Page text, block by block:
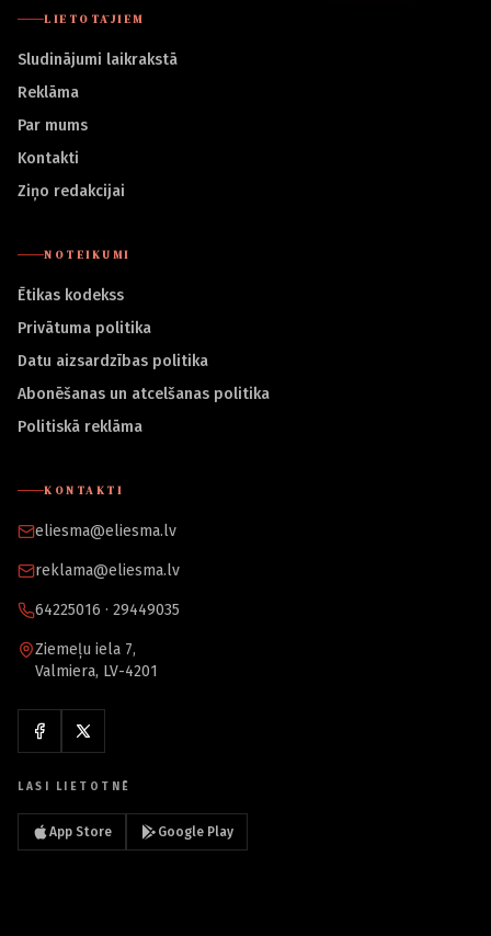
LIETOTĀJIEM
Sludinājumi laikrakstā
Reklāma
Par mums
Kontakti
Ziņo redakcijai
NOTEIKUMI
Ētikas kodekss
Privātuma politika
Datu aizsardzības politika
Abonēšanas un atcelšanas politika
Politiskā reklāma
KONTAKTI
eliesma@eliesma.lv
reklama@eliesma.lv
64225016 · 29449035
Ziemeļu iela 7,
Valmiera, LV-4201
LASI LIETOTNĒ
App Store Google Play